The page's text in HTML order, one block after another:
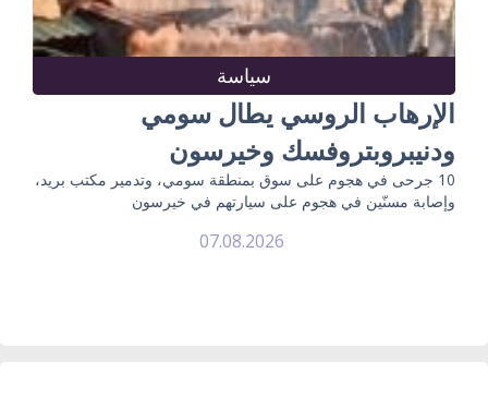
سياسة
الإرهاب الروسي يطال سومي
ودنيبروبتروفسك وخيرسون
10 جرحى في هجوم على سوق بمنطقة سومي، وتدمير مكتب بريد،
وإصابة مسنّين في هجوم على سيارتهم في خيرسون
07.08.2026